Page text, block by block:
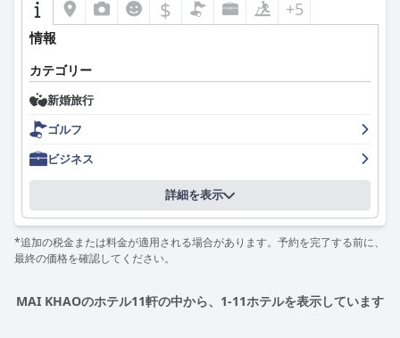
$ +5
情報
カテゴリー
新婚旅行
ゴルフ
ビジネス
詳細を表示
*追加の税金または料金が適用される場合があります。予約を完了する前に、
最終の価格を確認してください。
MAI KHAOのホテル11軒の中から、1-11ホテルを表示しています